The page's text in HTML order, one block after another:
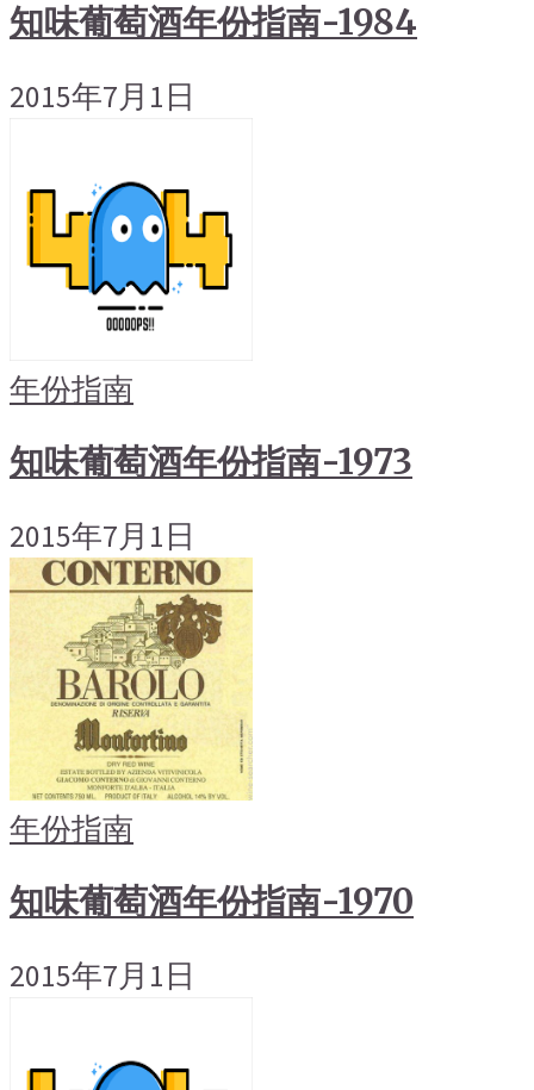
知味葡萄酒年份指南-1984
2015年7月1日
年份指南
知味葡萄酒年份指南-1973
2015年7月1日
年份指南
知味葡萄酒年份指南-1970
2015年7月1日